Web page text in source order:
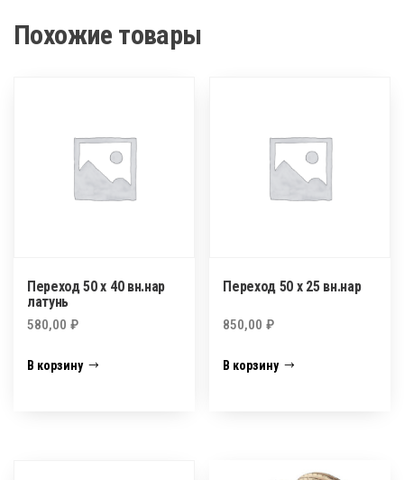
Похожие товары
Переход 50 х 40 вн.нар
латунь
580,00 ₽
В корзину
Переход 50 х 25 вн.нар
850,00₽
В корзину